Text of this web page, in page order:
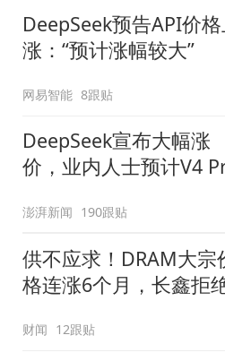
DeepSeek预告API价
涨：“预计涨幅较大”
网易智能 8跟贴
DeepSeek宣布大幅涨
价，业内人士预计V4
澎湃新闻 190跟贴
供不应求！DRAM大宗
格连涨6个月，长鑫拒
财闻 12跟贴